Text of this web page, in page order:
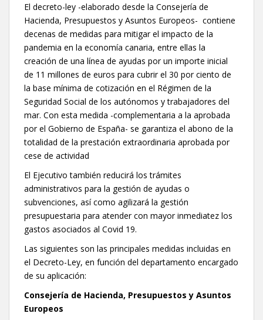
El decreto-ley -elaborado desde la Consejería de
Hacienda, Presupuestos y Asuntos Europeos- contiene
decenas de medidas para mitigar el impacto de la
pandemia en la economía canaria, entre ellas la
creación de una línea de ayudas por un importe inicial
de 11 millones de euros para cubrir el 30 por ciento de
la base mínima de cotización en el Régimen de la
Seguridad Social de los autónomos y trabajadores del
mar. Con esta medida -complementaria a la aprobada
por el Gobierno de España- se garantiza el abono de la
totalidad de la prestación extraordinaria aprobada por
cese de actividad
El Ejecutivo también reducirá los trámites
administrativos para la gestión de ayudas o
subvenciones, así como agilizará la gestión
presupuestaria para atender con mayor inmediatez los
gastos asociados al Covid 19.
Las siguientes son las principales medidas incluidas en
el Decreto-Ley, en función del departamento encargado
de su aplicación:
Consejería de Hacienda, Presupuestos y Asuntos
Europeos